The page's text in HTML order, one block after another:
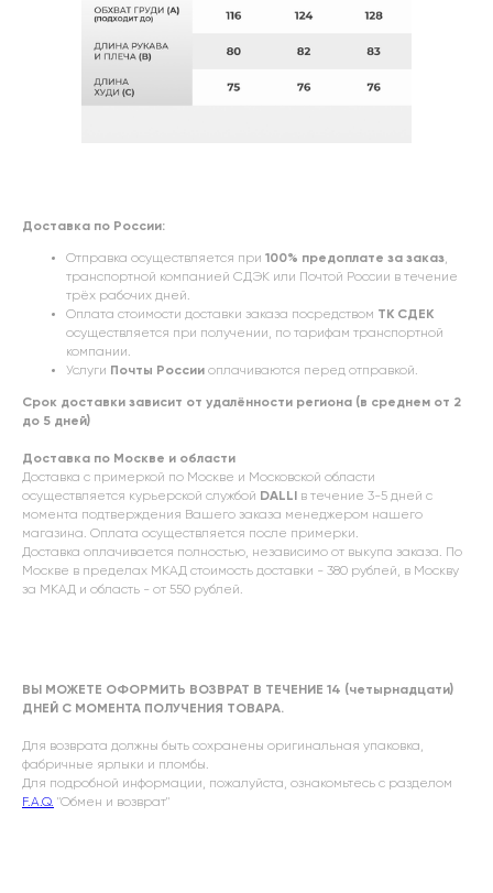
Доставка по России:
Отправка осуществляется при 100% предоплате за заказ,
транспортной компанией СДЭК или Почтой России в течение
трёх рабочих дней.
Оплата стоимости доставки заказа посредством ТК СДЕК
осуществляется при получении, по тарифам транспортной
компании.
Услуги Почты России оплачиваются перед отправкой.
Срок доставки зависит от удалённости региона (в среднем от 2
до 5 дней)
Доставка по Москве и области
Доставка с примеркой по Москве и Московской области
осуществляется курьерской службой DALLI
в течение 3-5 дней с
момента подтверждения Вашего заказа менеджером нашего
магазина. Оплата осуществляется после примерки.
Доставка оплачивается полностью, независимо от выкупа заказа. По
Москве в пределах МКАД стоимость доставки - 380 рублей, в Москву
за МКАД и область - от 550 рублей.
ВЫ МОЖЕТЕ ОФОРМИТЬ ВОЗВРАТ В ТЕЧЕНИЕ 14 (четырнадцати)
ДНЕЙ С МОМЕНТА ПОЛУЧЕНИЯ ТОВАРА.
Для возврата должны быть сохранены оригинальная упаковка,
фабричные ярлыки и пломбы.
Для подробной информации, пожалуйста, ознакомьтесь с разделом
F.A.Q. "Обмен и возврат"